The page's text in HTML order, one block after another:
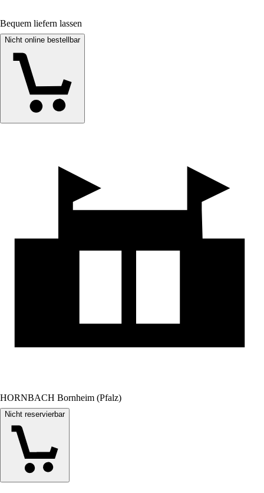
Bequem liefern lassen
Nicht online bestellbar
HORNBACH Bornheim (Pfalz)
Nicht reservierbar